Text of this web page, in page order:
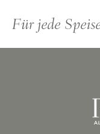
Für jede